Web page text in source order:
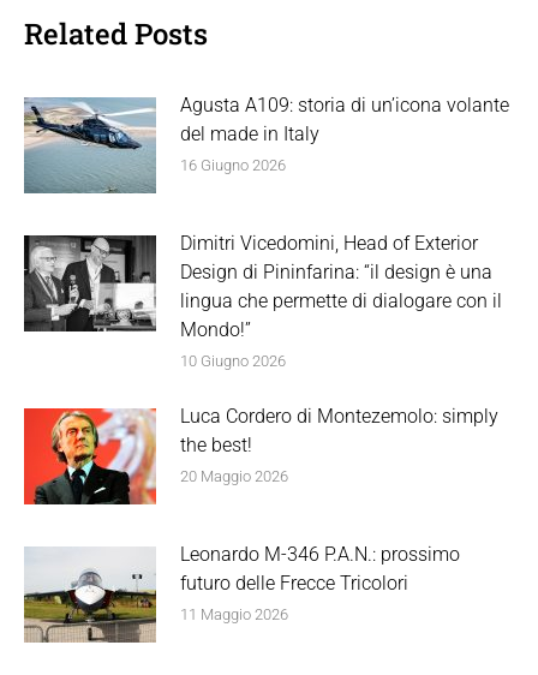
Related Posts
Agusta A109: storia di un’icona volante
del made in Italy
16 Giugno 2026
Dimitri Vicedomini, Head of Exterior
Design di Pininfarina: “il design è una
lingua che permette di dialogare con il
Mondo!”
10 Giugno 2026
Luca Cordero di Montezemolo: simply
the best!
20 Maggio 2026
Leonardo M-346 P.A.N.: prossimo
futuro delle Frecce Tricolori
11 Maggio 2026